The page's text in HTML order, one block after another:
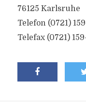
76125 Karlsruhe
Telefon (0721)
Telefax (0721)